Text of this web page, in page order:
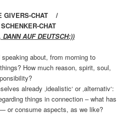
GIVERS-CHAT /
CHAT
AUF DEUTSCH:))
about, from morning to
How much reason, spirit, soul,
already ‚idealistic‘ or ‚alternativ‘:
things in connection – what has
or consume aspects, as we like?